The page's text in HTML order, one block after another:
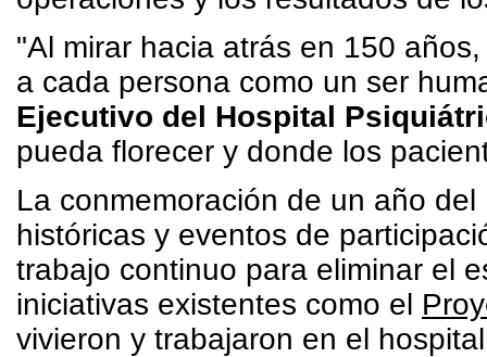
"Al mirar hacia atrás en 150
a cada persona como un ser
Ejecutivo del Hospital
pueda florecer y donde los
La conmemoración de un año
históricas y eventos de
trabajo continuo para eliminar el
iniciativas existentes como el
vivieron y trabajaron en el